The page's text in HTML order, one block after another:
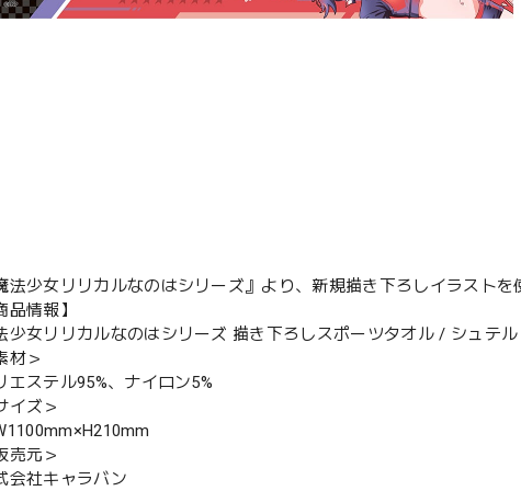
法少女リリカルなのはシリーズ』より、新規描き下ろしイラストを
品情報】
少女リリカルなのはシリーズ 描き下ろしスポーツタオル / シュテル
材＞
エステル95%、ナイロン5%
イズ＞
売元＞
会社キャラバン